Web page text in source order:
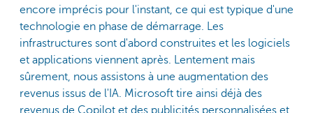
encore imprécis pour l'instant, ce qui est typique d'une
technologie en phase de démarrage. Les
infrastructures sont d'abord construites et les logiciels
et applications viennent après. Lentement mais
sûrement, nous assistons à une augmentation des
revenus issus de l'IA. Microsoft tire ainsi déjà des
revenus de Copilot et des publicités personnalisées et